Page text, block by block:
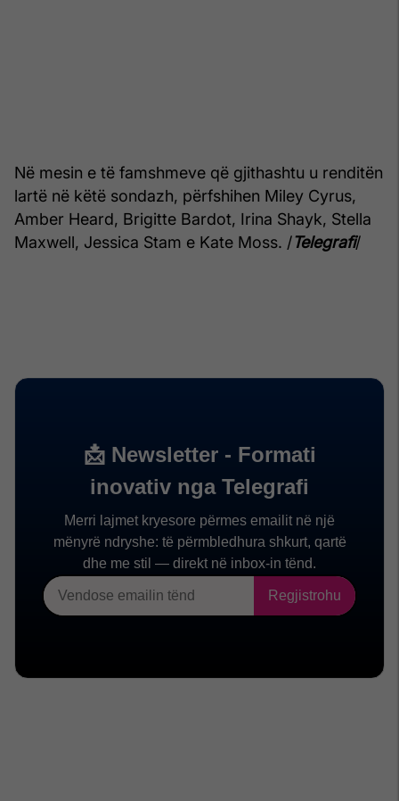
Në mesin e të famshmeve që gjithashtu u renditën
lartë në këtë sondazh, përfshihen Miley Cyrus,
Amber Heard, Brigitte Bardot, Irina Shayk, Stella
Maxwell, Jessica Stam e Kate Moss. /Telegrafi/